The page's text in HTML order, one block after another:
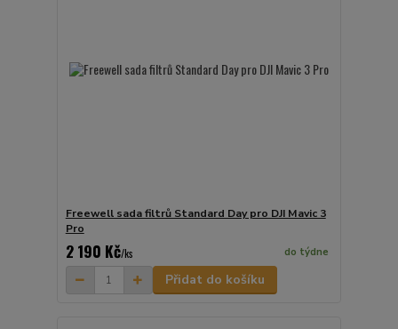
Freewell sada filtrů Standard Day pro DJI Mavic 3
Pro
2 190 Kč/ks do týdne
Přidat do košíku